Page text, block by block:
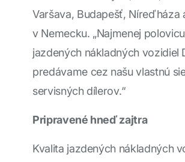
Varšava, Budapešť, Níreďháza
v Nemecku. „Najmenej
jazdených nákladných vozidiel
predávame cez našu vlastnú
servisných dílerov.“
Pripravené hneď zajtra
Kvalita jazdených nákladných